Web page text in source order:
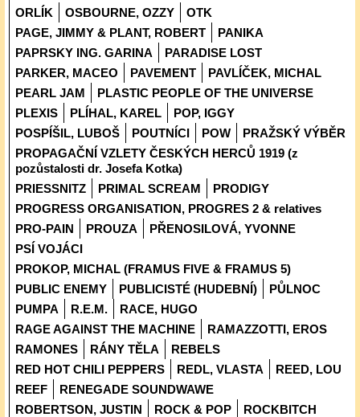
ORLÍK
OSBOURNE, OZZY
OTK
PAGE, JIMMY & PLANT, ROBERT
PANIKA
PAPRSKY ING. GARINA
PARADISE LOST
PARKER, MACEO
PAVEMENT
PAVLÍČEK, MICHAL
PEARL JAM
PLASTIC PEOPLE OF THE UNIVERSE
PLEXIS
PLÍHAL, KAREL
POP, IGGY
POSPÍŠIL, LUBOŠ
POUTNÍCI POW
PRAŽSKÝ VÝBĚR
PROPAGAČNÍ VZLETY ČESKÝCH HERCŮ 1919 (z
pozůstalosti dr. Josefa Kotka)
PRIESSNITZ
PRIMAL SCREAM
PRODIGY
PROGRESS ORGANISATION, PROGRES 2 & relatives
PRO-PAIN
PROUZA
PŘENOSILOVÁ, YVONNE
PSÍ VOJÁCI
PROKOP, MICHAL (FRAMUS FIVE & FRAMUS 5)
PUBLIC ENEMY
PUBLICISTÉ (HUDEBNÍ)
PŮLNOC
PUMPA
R.E.M.
RACE, HUGO
RAGE AGAINST THE MACHINE
RAMAZZOTTI, EROS
RAMONES
RÁNY TĚLA
REBELS
RED HOT CHILI PEPPERS
REDL, VLASTA
REED, LOU
REEF
RENEGADE SOUNDWAWE
ROBERTSON, JUSTIN
ROCK & POP
ROCKBITCH